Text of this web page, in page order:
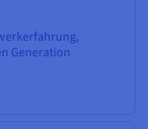
Generation